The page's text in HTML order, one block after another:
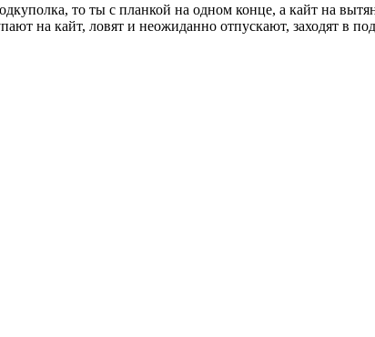
то ты с планкой на одном конце, а кайт на
на кайт, ловят и неожиданно отпускают, заходят в